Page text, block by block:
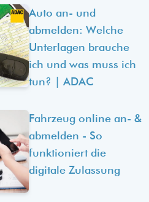
Auto an- und
abmelden: Welche
Unterlagen brauche
ich und was muss ich
tun? | ADAC
Fahrzeug online an- &
abmelden - So
funktioniert die
digitale Zulassung